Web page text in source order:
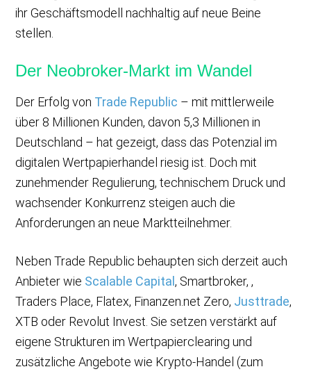
ihr Geschäftsmodell nachhaltig auf neue Beine
stellen.
Der Neobroker-Markt im Wandel
Der Erfolg von Trade Republic – mit mittlerweile
über 8 Millionen Kunden, davon 5,3 Millionen in
Deutschland – hat gezeigt, dass das Potenzial im
digitalen Wertpapierhandel riesig ist. Doch mit
zunehmender Regulierung, technischem Druck und
wachsender Konkurrenz steigen auch die
Anforderungen an neue Marktteilnehmer.
Neben Trade Republic behaupten sich derzeit auch
Anbieter wie Scalable Capital, Smartbroker, ,
Traders Place, Flatex, Finanzen.net Zero, Justtrade,
XTB oder Revolut Invest. Sie setzen verstärkt auf
eigene Strukturen im Wertpapierclearing und
zusätzliche Angebote wie Krypto-Handel (zum